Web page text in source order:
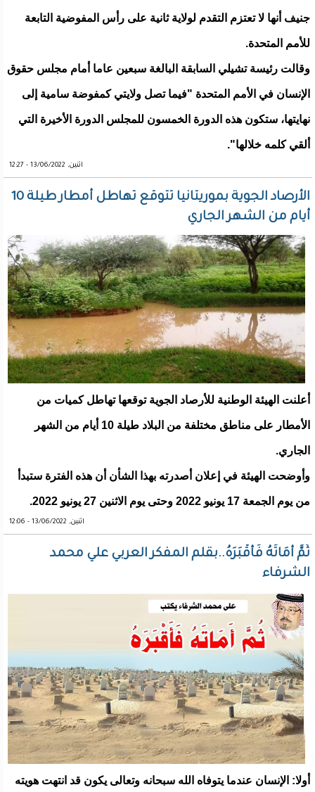
جنيف أنها لا تعتزم التقدم لولاية ثانية على رأس المفوضية التابعة
للأمم المتحدة.
وقالت رئيسة تشيلي السابقة البالغة سبعين عاما أمام مجلس حقوق
الإنسان في الأمم المتحدة "فيما تصل ولايتي كمفوضة سامية إلى
نهايتها، ستكون هذه الدورة الخمسون للمجلس الدورة الأخيرة التي
ألقي كلمه خلالها".
اثنين, 13/06/2022 - 12:27
الأرصاد الجوية بموريتانيا تتوقع تهاطل أمطار طيلة 10
أيام من الشهر الجاري
أعلنت الهيئة الوطنية للأرصاد الجوية توقعها تهاطل كميات من
الأمطار على مناطق مختلفة من البلاد طيلة 10 أيام من الشهر
الجاري.
وأوضحت الهيئة في إعلان أصدرته بهذا الشأن أن هذه الفترة ستبدأ
من يوم الجمعة 17 يونيو 2022 وحتى يوم الاثنين 27 يونيو 2022.
اثنين, 13/06/2022 - 12:06
ثُمَّ أَمَاتَهُ فَأَقْبَرَهُ..بقلم المفكر العربي علي محمد
الشرفاء
أولا: الإنسان عندما يتوفاه الله سبحانه وتعالى يكون قد انتهت هويته